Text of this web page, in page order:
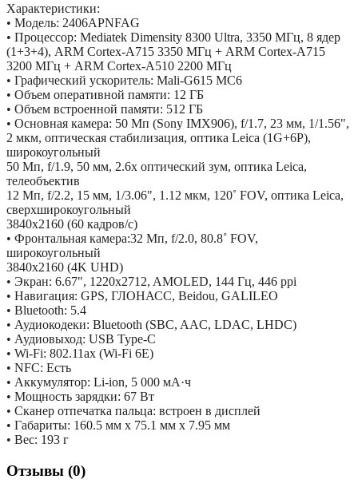
Характеристики:
• Модель: 2406APNFAG
• Процессор: Mediatek Dimensity 8300 Ultra, 3350 МГц, 8 ядер
(1+3+4), ARM Cortex-A715 3350 МГц + ARM Cortex-A715
3200 МГц + ARM Cortex-A510 2200 МГц
• Графический ускоритель: Mali-G615 MC6
• Объем оперативной памяти: 12 ГБ
• Объем встроенной памяти: 512 ГБ
• Основная камера: 50 Мп (Sony IMX906), f/1.7, 23 мм, 1/1.56",
2 мкм, оптическая стабилизация, оптика Leica (1G+6P),
широкоугольный
50 Мп, f/1.9, 50 мм, 2.6x оптический зум, оптика Leica,
телеобъектив
12 Мп, f/2.2, 15 мм, 1/3.06", 1.12 мкм, 120˚ FOV, оптика Leica,
сверхширокоугольный
3840x2160 (60 кадров/с)
• Фронтальная камера:32 Мп, f/2.0, 80.8˚ FOV,
широкоугольный
3840x2160 (4K UHD)
• Экран: 6.67", 1220x2712, AMOLED, 144 Гц, 446 ppi
• Навигация: GPS, ГЛОНАСС, Beidou, GALILEO
• Bluetooth: 5.4
• Аудиокодеки: Bluetooth (SBC, AAC, LDAC, LHDC)
• Аудиовыход: USB Type-C
• Wi-Fi: 802.11ax (Wi-Fi 6E)
• NFC: Есть
• Аккумулятор: Li-ion, 5 000 мА·ч
• Мощность зарядки: 67 Вт
• Сканер отпечатка пальца: встроен в дисплей
• Габариты: 160.5 мм х 75.1 мм х 7.95 мм
• Вес: 193 г
Отзывы (0)